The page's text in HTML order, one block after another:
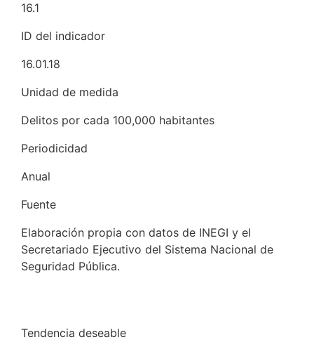
16.1
ID del indicador
16.01.18
Unidad de medida
Delitos por cada 100,000 habitantes
Periodicidad
Anual
Fuente
Elaboración propia con datos de INEGI y el
Secretariado Ejecutivo del Sistema Nacional de
Seguridad Pública.
Tendencia deseable